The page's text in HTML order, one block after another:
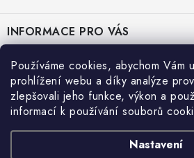
Používáme cookies, abychom Vám
prohlížení webu a díky analýze
zlepšovali jeho funkce, výkon a
informací k používání souborů
Nastavení
pINFORMACE PRO VÁS
KONTAKTY
POŠTOVNÉ A DOPRAVA
KONFIGURÁTOR AUTOBATERIÍ
O NÁS
PRODEJNY BATTERY.CZ
Prodejna Brno - Pražákova ul.
Prodejna Praha - Brožíkova ul.
Konfigurátor AUTOBATERIE
Konfigurátor AUTOBATERIE
Vyhledávání